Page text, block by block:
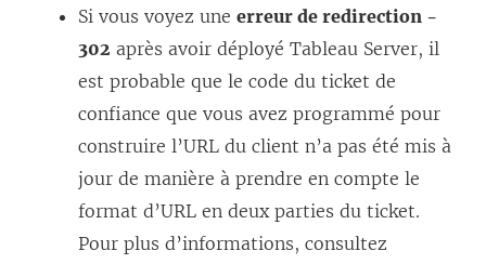
Si vous voyez une erreur de redirection -
302 après avoir déployé Tableau Server, il
est probable que le code du ticket de
confiance que vous avez programmé pour
construire l’URL du client n’a pas été mis à
jour de manière à prendre en compte le
format d’URL en deux parties du ticket.
Pour plus d’informations, consultez